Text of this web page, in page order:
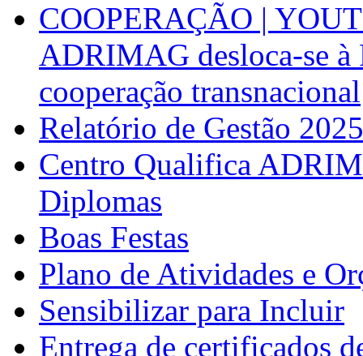
COOPERAÇÃO |
ADRIMAG desloca-se
cooperação transnacional
Relatório de Gestão 2025
Centro Qualifica
Diplomas
Boas Festas
Plano de Atividades e
Sensibilizar para Incluir
Entrega de certificados